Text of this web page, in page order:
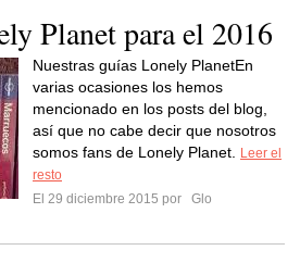
Planet para el 2016
Nuestras guías Lonely PlanetEn
varias ocasiones los hemos
mencionado en los posts del blog,
así que no cabe decir que nosotros
somos fans de Lonely Planet.
Leer el
resto
El 29 diciembre 2015 por
Glo